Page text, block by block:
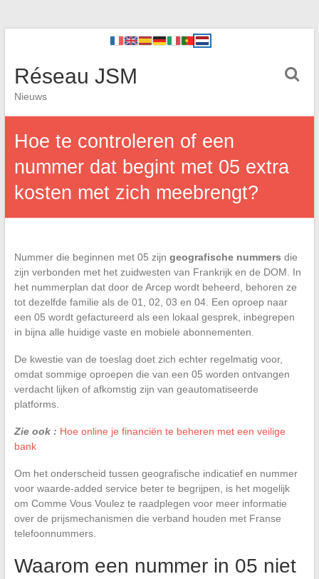
Réseau JSM
Nieuws
Hoe te controleren of een
nummer dat begint met 05 extra
kosten met zich meebrengt?
Nummer die beginnen met 05 zijn geografische nummers die
zijn verbonden met het zuidwesten van Frankrijk en de DOM. In
het nummerplan dat door de Arcep wordt beheerd, behoren ze
tot dezelfde familie als de 01, 02, 03 en 04. Een oproep naar
een 05 wordt gefactureerd als een lokaal gesprek, inbegrepen
in bijna alle huidige vaste en mobiele abonnementen.
De kwestie van de toeslag doet zich echter regelmatig voor,
omdat sommige oproepen die van een 05 worden ontvangen
verdacht lijken of afkomstig zijn van geautomatiseerde
platforms.
Zie ook : Hoe online je financiën te beheren met een veilige
bank
Om het onderscheid tussen geografische indicatief en nummer
voor waarde-added service beter te begrijpen, is het mogelijk
om Comme Vous Voulez te raadplegen voor meer informatie
over de prijsmechanismen die verband houden met Franse
telefoonnummers.
Waarom een nummer in 05 niet